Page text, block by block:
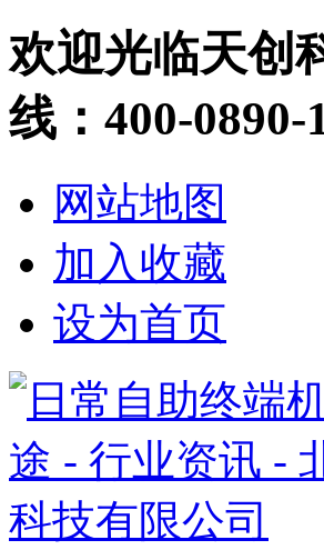
欢迎光临天创
线：400-0890-
网站地图
加入收藏
设为首页